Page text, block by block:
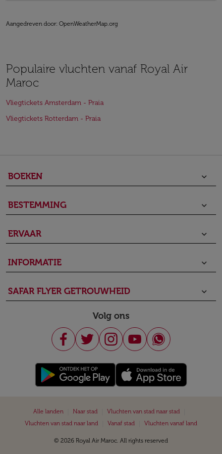
Aangedreven door: OpenWeatherMap.org
Populaire vluchten vanaf Royal Air
Maroc
Vliegtickets Amsterdam - Praia
Vliegtickets Rotterdam - Praia
BOEKEN keyboard_arrow_down
BESTEMMING keyboard_arrow_down
ERVAAR keyboard_arrow_down
INFORMATIE keyboard_arrow_down
SAFAR FLYER GETROUWHEID keyboard_arrow_down
Volg ons
Alle landen Naar stad Vluchten van stad naar stad
Vluchten van stad naar land
Vanaf stad Vluchten vanaf land
© 2026 Royal Air Maroc. All rights reserved